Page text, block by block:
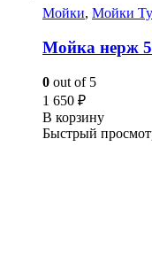
Мойки, Мойки
Мойка нерж
0 out of 5
1 650 ₽
В корзину
Быстрый